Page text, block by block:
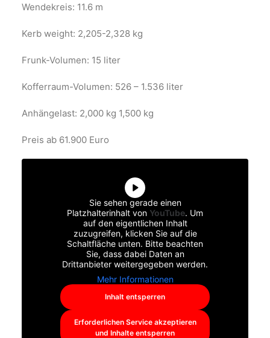
Wendekreis: 11.6 m
Kerb weight: 2,205-2,328 kg
Frunk-Volumen: 15 liter
Kofferraum-Volumen: 526 – 1.536 liter
Anhängelast: 2,000 kg 1,500 kg
Preis ab 61.900 Euro
Sie sehen gerade einen
Platzhalterinhalt von YouTube. Um
auf den eigentlichen Inhalt
zuzugreifen, klicken Sie auf die
Schaltfläche unten. Bitte beachten
Sie, dass dabei Daten an
Drittanbieter weitergegeben werden.
Mehr Informationen
Inhalt entsperren
Erforderlichen Service akzeptieren
und Inhalte entsperren